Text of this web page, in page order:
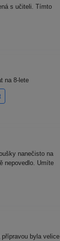
s učiteli. Tímto
na 8-lete
nanečisto na
nepovedlo. Umíte
byla velice